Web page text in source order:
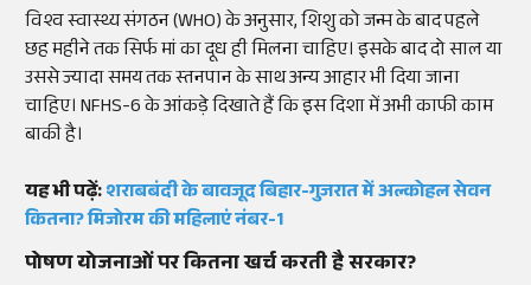
विश्व स्वास्थ्य संगठन (WHO) के अनुसार, शिशु को जन्म के बाद पहले
छह महीने तक सिर्फ मां का दूध ही मिलना चाहिए। इसके बाद दो साल या
उससे ज्यादा समय तक स्तनपान के साथ अन्य आहार भी दिया जाना
चाहिए। NFHS-6 के आंकड़े दिखाते हैं कि इस दिशा में अभी काफी काम
बाकी है।
यह भी पढ़ें:शराबबंदी के बावजूद बिहार-गुजरात में अल्कोहल सेवन
कितना? मिजोरम की महिलाएं नंबर-1
पोषण योजनाओं पर कितना खर्च करती है सरकार?